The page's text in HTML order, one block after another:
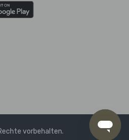
vorbehalten.